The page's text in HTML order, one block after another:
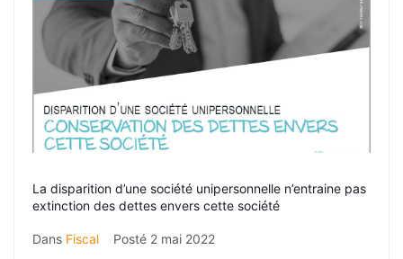
La disparition d’une société unipersonnelle n’entraine pas
extinction des dettes envers cette société
Dans Fiscal Posté 2 mai 2022